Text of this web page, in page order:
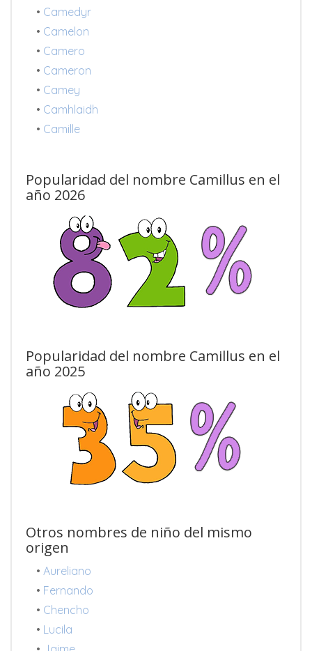
• Camedyr
• Camelon
• Camero
• Cameron
• Camey
• Camhlaidh
• Camille
Popularidad del nombre Camillus en el
año 2026
Popularidad del nombre Camillus en el
año 2025
Otros nombres de niño del mismo
origen
• Aureliano
• Fernando
• Chencho
• Lucila